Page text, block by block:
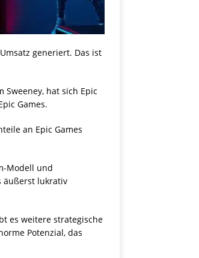
generiert. Das ist
hat sich Epic
Games.
an Epic Games
Modell und
äußerst lukrativ
es weitere strategische
Potenzial, das